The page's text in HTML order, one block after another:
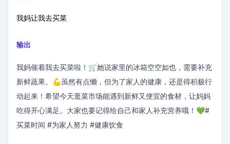
我妈让我去买菜
输出
我妈催着我去买菜啦！🛒她说家里的冰箱空空如也，需要补充
新鲜蔬果。💪虽然有点懒，但为了家人的健康，还是得积极行
动起来！希望今天逛菜市场能遇到新鲜又便宜的食材，让妈妈
吃得开心满足。大家也要记得给自己和家人补充营养哦！💚#
买菜时间 #为家人努力 #健康饮食